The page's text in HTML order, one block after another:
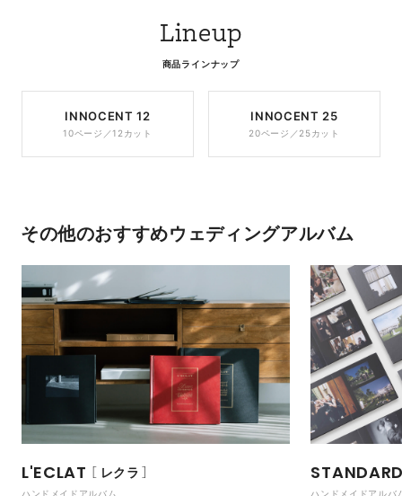
Lineup
商品ラインナップ
INNOCENT 12
10ページ／12カット
INNOCENT 25
20ページ／25カット
その他のおすすめウェディングアルバム
L'ECLAT レクラ
ハンドメイドアルバム ハンドメイドアルバ